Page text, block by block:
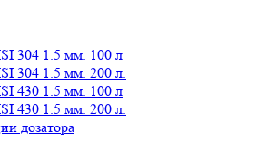
304 1.5 мм. 100 л
304 1.5 мм. 200 л.
430 1.5 мм. 100 л
430 1.5 мм. 200 л.
дозатора